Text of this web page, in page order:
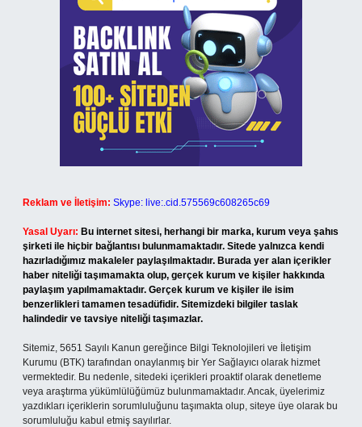
Reklam ve İletişim: Skype: live:.cid.575569c608265c69
Yasal Uyarı: Bu internet sitesi, herhangi bir marka, kurum veya şahıs
şirketi ile hiçbir bağlantısı bulunmamaktadır. Sitede yalnızca kendi
hazırladığımız makaleler paylaşılmaktadır. Burada yer alan içerikler
haber niteliği taşımamakta olup, gerçek kurum ve kişiler hakkında
paylaşım yapılmamaktadır. Gerçek kurum ve kişiler ile isim
benzerlikleri tamamen tesadüfidir. Sitemizdeki bilgiler taslak
halindedir ve tavsiye niteliği taşımazlar.
Sitemiz, 5651 Sayılı Kanun gereğince Bilgi Teknolojileri ve İletişim
Kurumu (BTK) tarafından onaylanmış bir Yer Sağlayıcı olarak hizmet
vermektedir. Bu nedenle, sitedeki içerikleri proaktif olarak denetleme
veya araştırma yükümlülüğümüz bulunmamaktadır. Ancak, üyelerimiz
yazdıkları içeriklerin sorumluluğunu taşımakta olup, siteye üye olarak bu
sorumluluğu kabul etmiş sayılırlar.